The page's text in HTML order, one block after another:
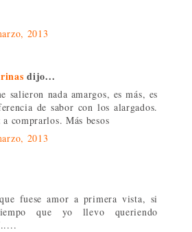
2013
dijo...
salieron nada amargos, es más, es
de sabor con los alargados.
comprarlos. Más besos
2013
fuese amor a primera vista, si
que yo llevo queriendo